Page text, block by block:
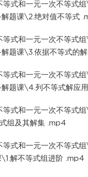
等式和一元一次不等式
解题课\2.绝对值不等式
等式和一元一次不等式
题课\3.依据不等式的
等式和一元一次不等式
解题课\4.列不等式解应
等式和一元一次不等式
组及其解集 .mp4
等式和一元一次不等式
解不等式组进阶 .mp4